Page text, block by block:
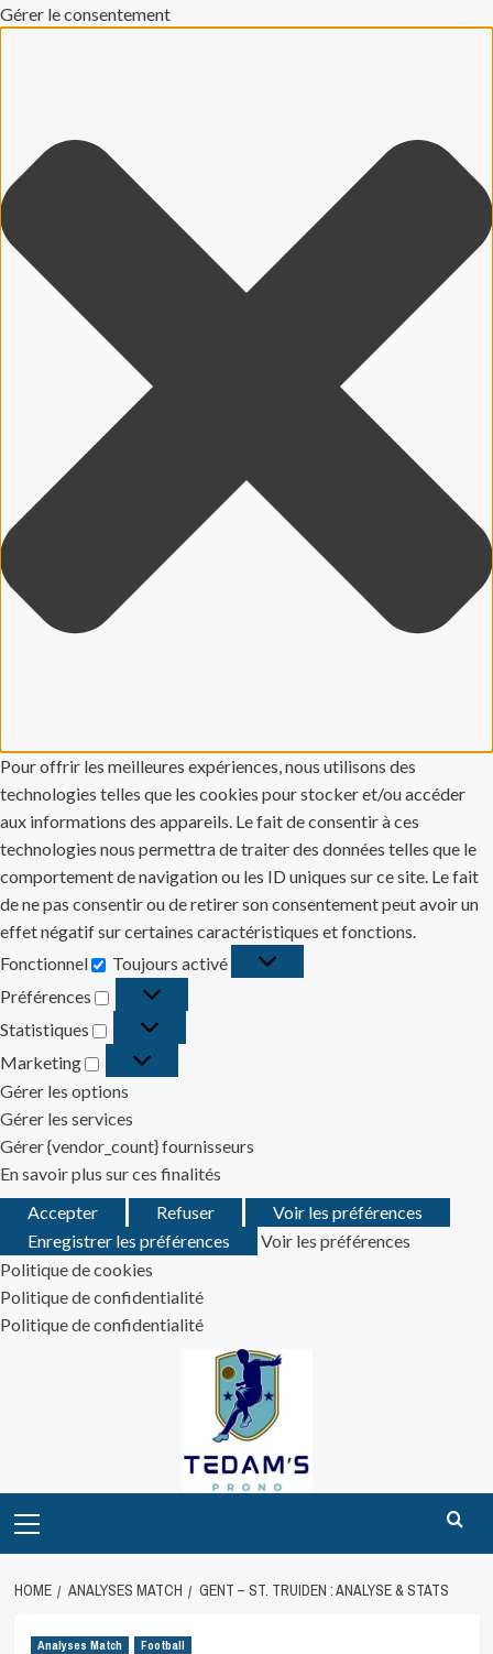
Gérer le consentement
Pour offrir les meilleures expériences, nous utilisons des
technologies telles que les cookies pour stocker et/ou accéder
aux informations des appareils. Le fait de consentir à ces
technologies nous permettra de traiter des données telles que le
comportement de navigation ou les ID uniques sur ce site. Le fait
de ne pas consentir ou de retirer son consentement peut avoir un
effet négatif sur certaines caractéristiques et fonctions.
Fonctionnel
Fonctionnel
Toujours activé
Préférences
Préférences
Statistiques
Statistiques
Marketing
Marketing
Gérer les options
Gérer les services
Gérer {vendor_count} fournisseurs
En savoir plus sur ces finalités
Accepter
Refuser
Voir les préférences
Enregistrer les préférences
Voir les préférences
Politique de cookies
Politique de confidentialité
Politique de confidentialité
Menu
HOME ANALYSES MATCH GENT – ST. TRUIDEN : ANALYSE & STATS
Analyses Match Football